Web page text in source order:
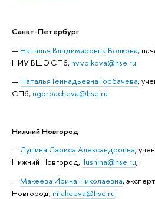
Санкт-Петербург
Наталья Владимировна Волкова,
НИУ ВШЭ СПб, nv.volkova@hse.ru
Наталья Геннадьевна Горбачева,
СПб, ngorbacheva@hse.ru
Нижний Новгород
Лушина Лариса Александровна,
Нижний Новгород, llushina@hse.ru,
Макеева Ирина Николаевна,
Новгород,imakeeva@hse.ru